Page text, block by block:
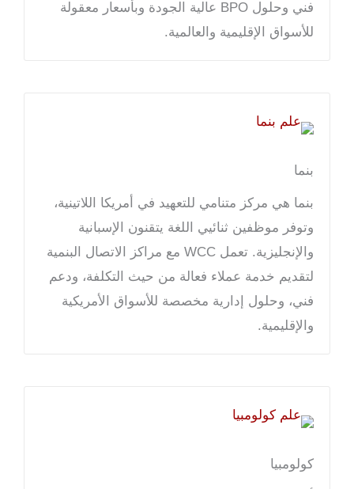
فني وحلول BPO عالية الجودة وبأسعار معقولة
للأسواق الإقليمية والعالمية.
بنما
بنما هي مركز متنامي للتعهيد في أمريكا اللاتينية،
وتوفر موظفين ثنائيي اللغة يتقنون الإسبانية
والإنجليزية. تعمل WCC مع مراكز الاتصال البنمية
لتقديم خدمة عملاء فعالة من حيث التكلفة، ودعم
فني، وحلول إدارية مخصصة للأسواق الأمريكية
والإقليمية.
كولومبيا